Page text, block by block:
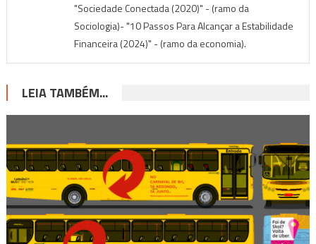
"Sociedade Conectada (2020)" - (ramo da
Sociologia)- "10 Passos Para Alcançar a Estabilidade
Financeira (2024)" - (ramo da economia).
LEIA TAMBÉM...